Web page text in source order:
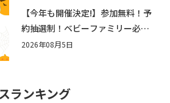
【今年も開催決定!】参加無料！予
約抽選制！ベビーファミリー必見
☆入場無料☆10/29(木)30(金)ママ
2026年08月5日
ランキング